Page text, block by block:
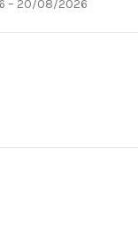
– 20/08/2026